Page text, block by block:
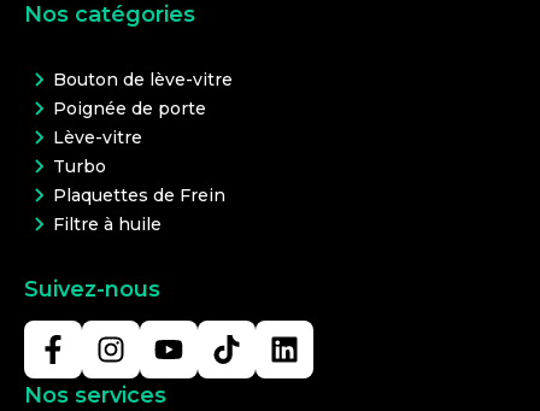
Nos catégories
Bouton de lève-vitre
Poignée de porte
Lève-vitre
Turbo
Plaquettes de Frein
Filtre à huile
Suivez-nous
Nos services